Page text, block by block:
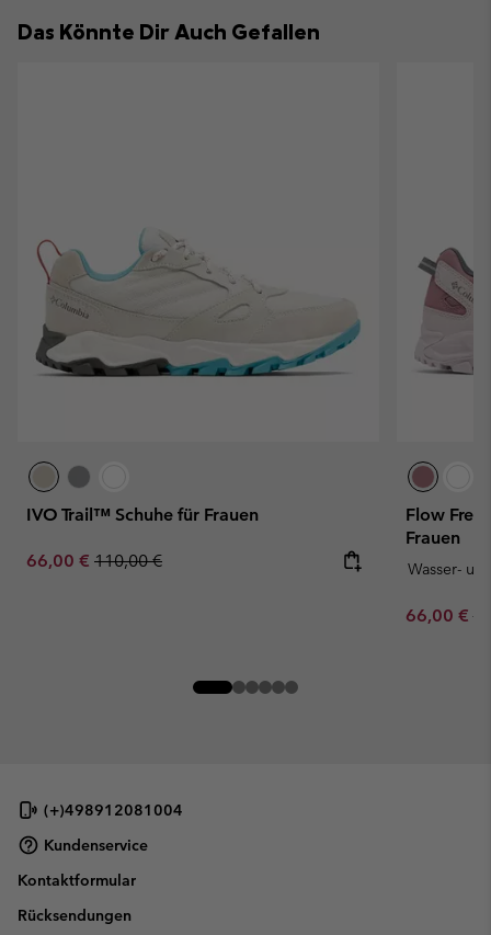
Das Könnte Dir Auch Gefallen
IVO Trail™ Schuhe für Frauen
Sale price:
66,00 € Regular price:
110,00 €
Flow
Frauen
Wasser-
Sale price:
66,00 €
(+)498912081004
Kundenservice
Kontaktformular
Rücksendungen